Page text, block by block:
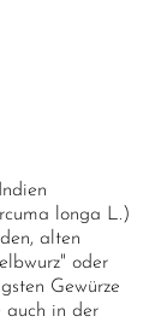
longa L.)
alten
oder
Gewürze
auch in der